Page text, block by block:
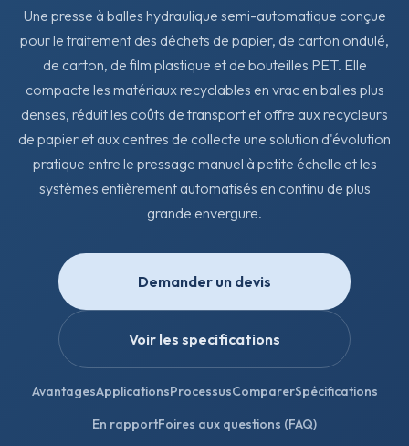
Une presse à balles hydraulique semi-automatique conçue
pour le traitement des déchets de papier, de carton ondulé,
de carton, de film plastique et de bouteilles PET. Elle
compacte les matériaux recyclables en vrac en balles plus
denses, réduit les coûts de transport et offre aux recycleurs
de papier et aux centres de collecte une solution d'évolution
pratique entre le pressage manuel à petite échelle et les
systèmes entièrement automatisés en continu de plus
grande envergure.
Demander un devis
Voir les specifications
AvantagesApplicationsProcessusComparerSpécifications
En rapportFoires aux questions (FAQ)